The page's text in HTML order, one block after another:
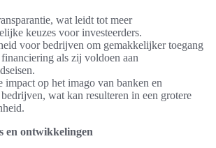
wat leidt tot meer
keuzes voor investeerders.
voor bedrijven om gemakkelijker toegang
als zij voldoen aan
impact op het imago van banken en
wat kan resulteren in een grotere
en ontwikkelingen